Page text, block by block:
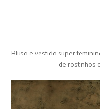
Blusa e vestido super
de rostinhos